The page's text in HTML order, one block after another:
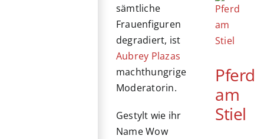
sämtliche
Frauenfiguren
degradiert, ist
Aubrey Plazas
machthungrige
Moderatorin.
Gestylt wie ihr
Name Wow
Pferd
am
Stiel